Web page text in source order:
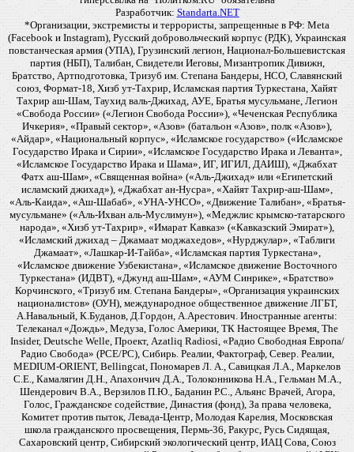
Разработчик: Standarta.NET
*Организации, экстремисты и террористы, запрещенные в РФ: Meta
(Facebook и Instagram), Русский добровольческий корпус (РДК), Украинская
повстанческая армия (УПА), Грузинский легион, Национал-Большевистская
партия (НБП), Талибан, Свидетели Иеговы, Мизантропик Дивижн,
Братство, Артподготовка, Тризуб им. Степана Бандеры, НСО, Славянский
союз, Формат-18, Хизб ут-Тахрир, Исламская партия Туркестана, Хайят
Тахрир аш-Шам, Таухид валь-Джихад, АУЕ, Братья мусульмане, Легион
«Свобода России» («Легион Свобода России»), «Чеченская Республика
Ичкерия», «Правый сектор», «Азов» (батальон «Азов», полк «Азов»),
«Айдар», «Национальный корпус», «Исламское государство» («Исламское
Государство Ирака и Сирии», «Исламское Государство Ирака и Леванта»,
«Исламское Государство Ирака и Шама», ИГ, ИГИЛ, ДАИШ), «Джабхат
Фатх аш-Шам», «Священная война» («Аль-Джихад» или «Египетский
исламский джихад»), «Джабхат ан-Нусра», «Хайят Тахрир-аш-Шам»,
«Аль-Каида», «Аш-Шабаб», «УНА-УНСО», «Движение Талибан», «Братья-
мусульмане» («Аль-Ихван аль-Муслимун»), «Меджлис крымско-татарского
народа», «Хизб ут-Тахрир», «Имарат Кавказ» («Кавказский Эмират»),
«Исламский джихад – Джамаат моджахедов», «Нурджулар», «Таблиги
Джамаат», «Лашкар-И-Тайба», «Исламская партия Туркестана»,
«Исламское движение Узбекистана», «Исламское движение Восточного
Туркестана» (ИДВТ), «Джунд аш-Шам», «АУМ Синрике», «Братство»
Корчинского, «Тризуб им. Степана Бандеры», «Организация украинских
националистов» (ОУН), международное общественное движение ЛГБТ,
А.Навальный, К.Буданов, Д.Гордон, А.Арестович. Иностранные агенты:
Телеканал «Дождь», Медуза, Голос Америки, ТК Настоящее Время, The
Insider, Deutsche Welle, Проект, Azatliq Radiosi, «Радио Свободная Европа/
Радио Свобода» (PCE/PC), Сибирь. Реалии, Фактограф, Север. Реалии,
MEDIUM-ORIENT, Bellingcat, Пономарев Л. А., Савицкая Л.А., Маркелов
С.Е., Камалягин Д.Н., Апахончич Д.А., Толоконникова Н.А., Гельман М.А.,
Шендерович В.А., Верзилов П.Ю., Баданин Р.С., Альянс Врачей, Агора,
Голос, Гражданское содействие, Династия (фонд), За права человека,
Комитет против пыток, Левада-Центр, Молодая Карелия, Московская
школа гражданского просвещения, Пермь-36, Ракурс, Русь Сидящая,
Сахаровский центр, Сибирский экологический центр, ИАЦ Сова, Союз